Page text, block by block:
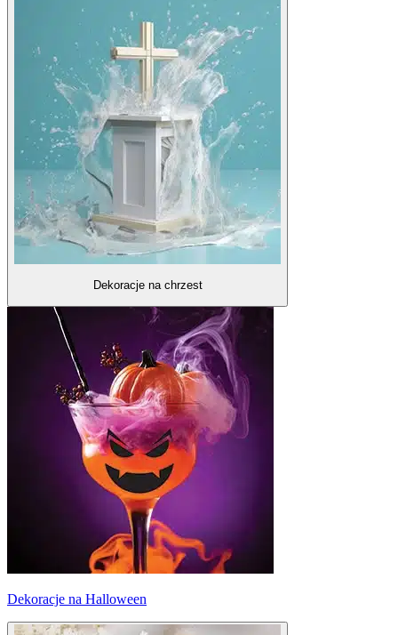
Dekoracje na chrzest
Dekoracje na Halloween